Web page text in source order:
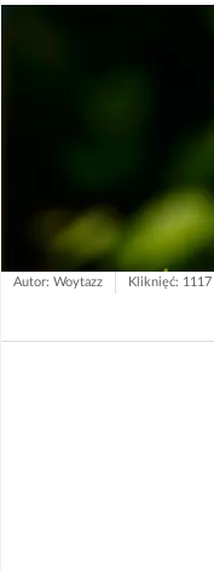
Autor: Woytazz Kliknięć: 1117